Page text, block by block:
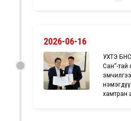
2026-06-16
УХТЭ
Сан“-тай
хамтран